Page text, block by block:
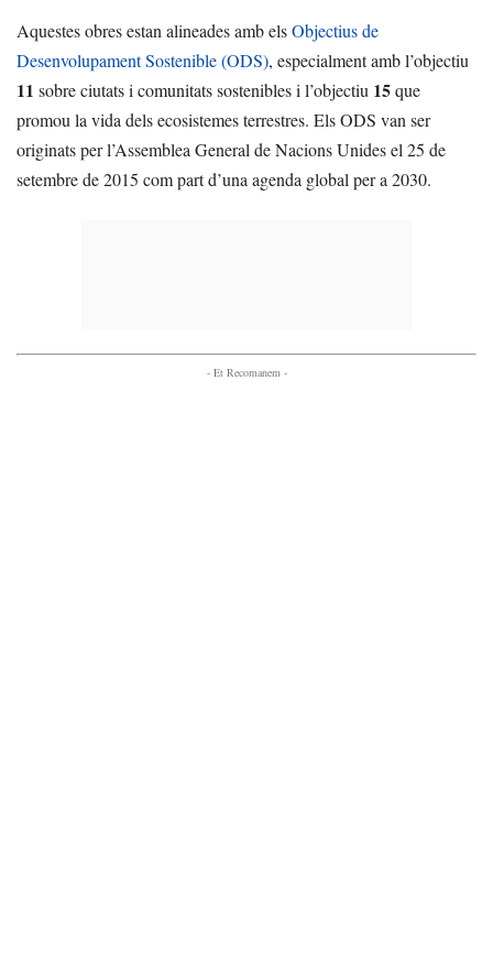
Aquestes obres estan alineades amb elsObjectius de
Desenvolupament Sostenible (ODS), especialment amb l’objectiu
11 sobre ciutats i comunitats sostenibles i l’objectiu 15que
promou la vida dels ecosistemes terrestres. Els ODS van ser
originats per l’Assemblea General de Nacions Unides el 25 de
setembre de 2015 com part d’una agenda global per a 2030.
- Et Recomanem -